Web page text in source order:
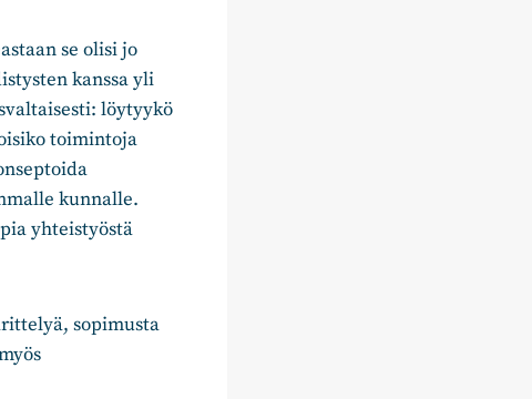
se olisi jo
kanssa yli
löytyykö
toimintoja
kunnalle.
yhteistyöstä
sopimusta